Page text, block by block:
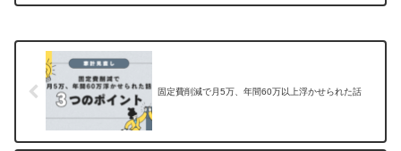
固定費削減で月5万、年間60万以上浮かせられた話